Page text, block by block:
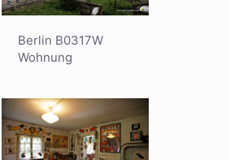
Berlin B0317W
Wohnung